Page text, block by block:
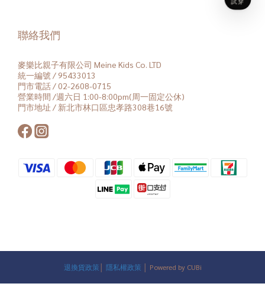
聯絡我們
麥樂比親子有限公司 Meine Kids Co. LTD
統一編號 / 95433013
門市電話 / 02-2608-0715
營業時間 /週六日 1:00-8:00pm(周一固定公休)
門市地址 / 新北市林口區忠孝路308巷16號
退換貨政策 隱私權政策 │ Powered by CUBi